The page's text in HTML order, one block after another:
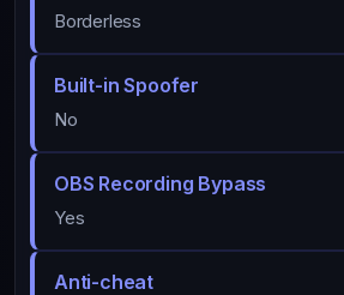
Borderless
Built-in Spoofer
No
OBS Recording Bypass
Yes
Anti-cheat